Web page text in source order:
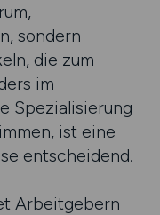
sondern
die zum
im
Spezialisierung
ist eine
entscheidend.
Arbeitgebern